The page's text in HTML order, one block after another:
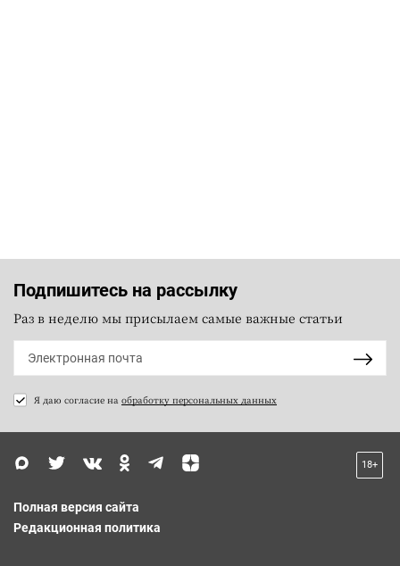
Подпишитесь на рассылку
Раз в неделю мы присылаем самые важные статьи
Я даю согласие на обработку персональных данных
18+
Полная версия сайта
Редакционная политика